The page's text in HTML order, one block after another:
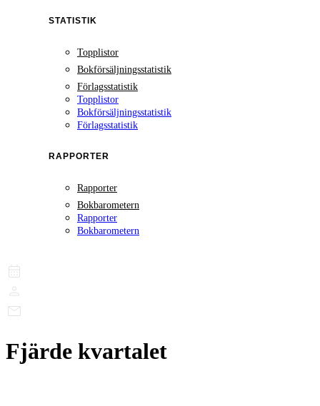
STATISTIK
Topplistor
Bokförsäljningsstatistik
Förlagsstatistik
Topplistor
Bokförsäljningsstatistik
Förlagsstatistik
RAPPORTER
Rapporter
Bokbarometern
Rapporter
Bokbarometern
Fjärde kvartalet